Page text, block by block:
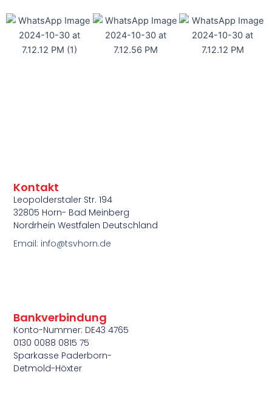
Bankverbindung
Konto-Nummer: DE43 4765
0130 0088 0815 75
Sparkasse Paderborn-
Detmold-Höxter
Kontakt
Leopolderstaler Str. 194
32805 Horn- Bad Meinberg
Nordrhein Westfalen Deutschland
Email: info@tsvhorn.de